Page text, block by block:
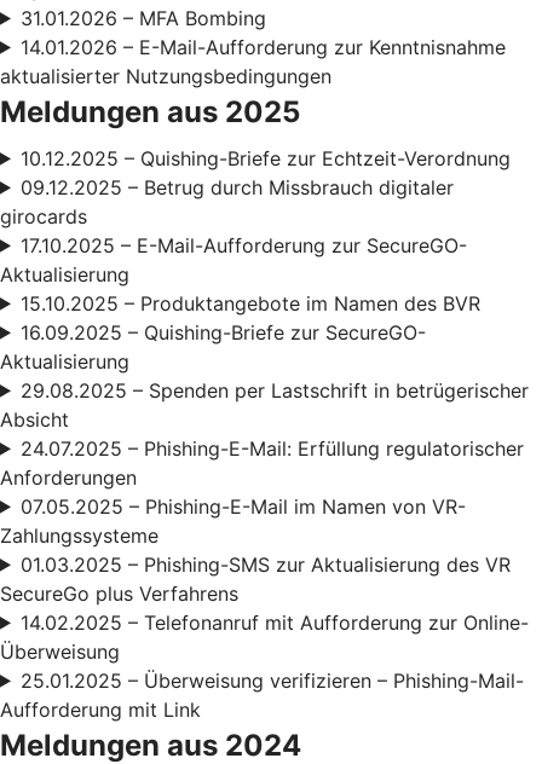
31.01.2026 – MFA Bombing
14.01.2026 – E-Mail-Aufforderung zur Kenntnisnahme
aktualisierter Nutzungsbedingungen
Meldungen aus 2025
10.12.2025 – Quishing-Briefe zur Echtzeit-Verordnung
09.12.2025 – Betrug durch Missbrauch digitaler
girocards
17.10.2025 – E-Mail-Aufforderung zur SecureGO-
Aktualisierung
15.10.2025 – Produktangebote im Namen des BVR
16.09.2025 – Quishing-Briefe zur SecureGO-
Aktualisierung
29.08.2025 – Spenden per Lastschrift in betrügerischer
Absicht
24.07.2025 – Phishing-E-Mail: Erfüllung regulatorischer
Anforderungen
07.05.2025 – Phishing-E-Mail im Namen von VR-
Zahlungssysteme
01.03.2025 – Phishing-SMS zur Aktualisierung des VR
SecureGo plus Verfahrens
14.02.2025 – Telefonanruf mit Aufforderung zur Online-
Überweisung
25.01.2025 – Überweisung verifizieren – Phishing-Mail-
Aufforderung mit Link
Meldungen aus 2024